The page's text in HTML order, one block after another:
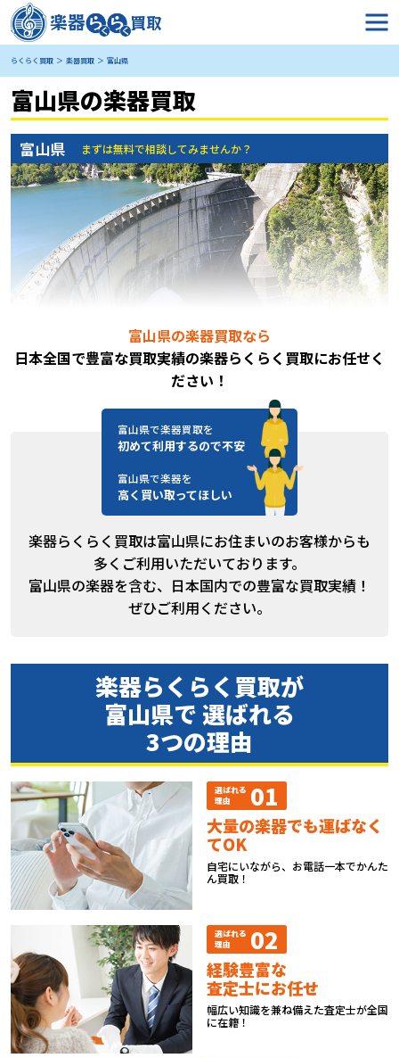
らくらく買取 楽器買取 富山県
富山県の楽器買取
富山県 まずは無料で相談してみませんか？
富山県の楽器買取なら
日本全国で豊富な買取実績の楽器らくらく買取にお任せく
ださい！
富山県で楽器買取を
初めて利用するので不安
富山県で楽器を
高く買い取ってほしい
楽器らくらく買取は富山県にお住まいのお客様からも
多くご利用いただいております。
富山県の楽器を含む、日本国内での豊富な買取実績！
ぜひご利用ください。
楽器らくらく買取が
富山県で 選ばれる
3つの理由
選ばれる
理由
01
大量の楽器でも運ばなく
てOK
自宅にいながら、お電話一本でかんた
ん買取！
選ばれる
理由
02
経験豊富な
査定士にお任せ
幅広い知識を兼ね備えた査定士が全国
に在籍！